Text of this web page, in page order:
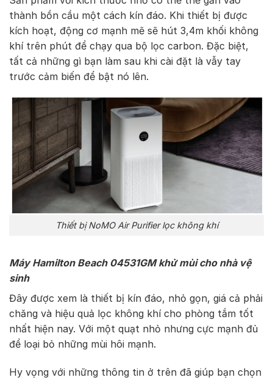
thành bồn cầu một cách kín đáo. Khi thiết bị được
kích hoạt, động cơ mạnh mẽ sẽ hút 3,4m khối không
khí trên phút để chạy qua bộ lọc carbon. Đặc biệt,
tất cả những gì bạn làm sau khi cài đặt là vẫy tay
trước cảm biến để bật nó lên.
Thiết bị NoMO Air Purifier lọc không khí
Máy Hamilton Beach 04531GM khử mùi cho nhà vệ
sinh
Đây được xem là thiết bị kín đáo, nhỏ gọn, giá cả phải
chăng và hiệu quả lọc không khí cho phòng tắm tốt
nhất hiện nay. Với một quạt nhỏ nhưng cực mạnh đủ
để loại bỏ những mùi hôi mạnh.
Hy vọng với những thông tin ở trên đã giúp bạn chọn